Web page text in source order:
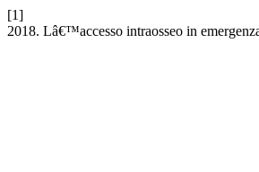
[1]
2018. Lâ€™accesso intraosseo in